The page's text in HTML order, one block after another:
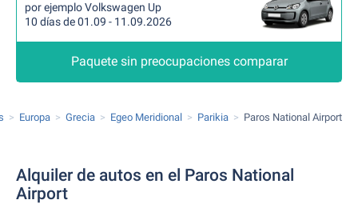
por ejemplo Volkswagen Up
10 días de 01.09 - 11.09.2026
Paquete sin preocupaciones comparar
Europa Grecia Egeo Meridional Parikia Paros National Airport
Alquiler de autos en el Paros National
Airport